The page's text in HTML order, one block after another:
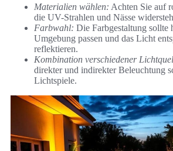
Materialien wählen: Achten Sie auf
die UV-Strahlen und Nässe
Farbwahl: Die Farbgestaltung sollte
Umgebung passen und das Licht
reflektieren.
Kombination verschiedener
direkter und indirekter Beleuchtung
Lichtspiele.